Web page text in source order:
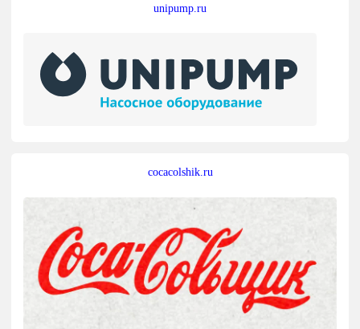
unipump.ru
cocacolshik.ru